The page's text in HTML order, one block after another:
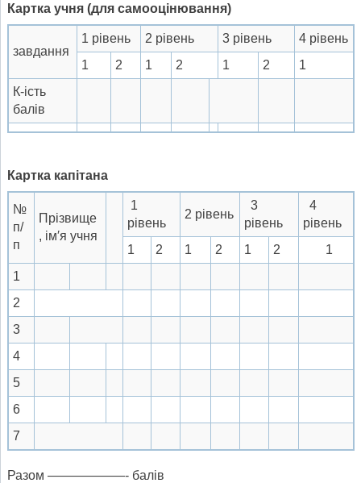
Картка учня (для самооцінювання)
завдання
1 рівень 2 рівень 3 рівень
4 рівень
1
2 1 2 1 2
1
К-ість
балів
Картка капітана
№
п/
п
Прізвище
, ім′я учня
1
рівень
2 рівень
3
рівень
4
рівень
1
2 1 2 1 2
1
1
2
3
4
5
6
7
Разом ——————- балів